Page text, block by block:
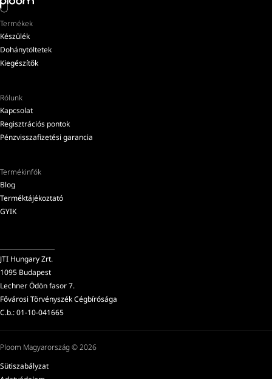
Termékek
Készülék
Dohánytöltetek
Kiegészítők
Rólunk
Kapcsolat
Regisztrációs pontok
Pénzvisszafizetési garancia
Termékinfók
Blog
Terméktájékoztató
GYIK
JTI Hungary Zrt.
1095 Budapest
Lechner Ödön fasor 7.
Fővárosi Törvényszék Cégbírósága
C.b.: 01-10-041665
Ploom Magyarország © 2026
Sütiszabályzat